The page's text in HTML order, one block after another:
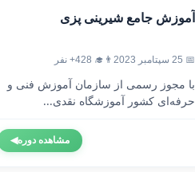
آموزش جامع شیرینی پزی
📅 25 سپتامبر 2023 👨‍🎓 428+ نفر
با مجوز رسمی از سازمان آموزش فنی و
حرفه‌ای کشور آموزشگاه نقدی...
مشاهده دوره◀